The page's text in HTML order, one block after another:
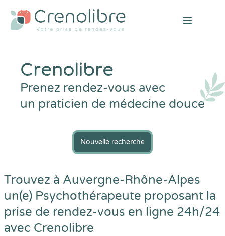
Open
Crenolibre
Prenez rendez-vous avec
un praticien de médecine douce
Nouvelle recherche
Trouvez à Auvergne-Rhône-Alpes
un(e) Psychothérapeute proposant la
prise de rendez-vous en ligne 24h/24
avec Crenolibre